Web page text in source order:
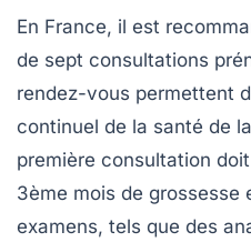
En France, il est
de sept consultations
rendez-vous permettent
continuel de la santé de
première consultation
3ème mois de grossesse
examens, tels que des